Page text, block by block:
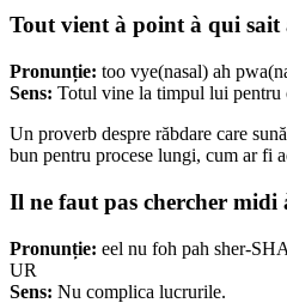
Tout vient à point à qui sait
Pronunție: too vye(nasal) ah
Sens: Totul vine la timpul lui pentru
Un proverb despre răbdare care
bun pentru procese lungi, cum ar fi
Il ne faut pas chercher midi
Pronunție: eel nu foh pah sher-
UR
Sens: Nu complica lucrurile.